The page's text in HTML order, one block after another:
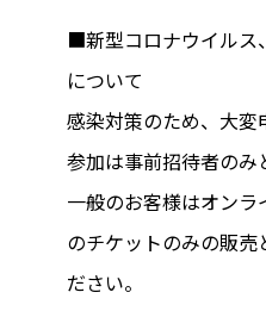
■新型コロナウイルス
について
感染対策のため、大
参加は事前招待者のみ
一般のお客様はオン
のチケットのみの販売
ださい。